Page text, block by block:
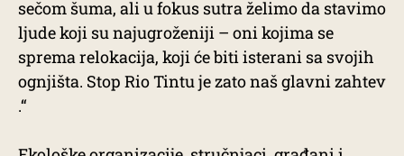
sečom šuma, ali u fokus sutra želimo da stavimo
ljude koji su najugroženiji – oni kojima se
sprema relokacija, koji će biti isterani sa svojih
ognjišta. Stop Rio Tintu je zato naš glavni zahtev
.“